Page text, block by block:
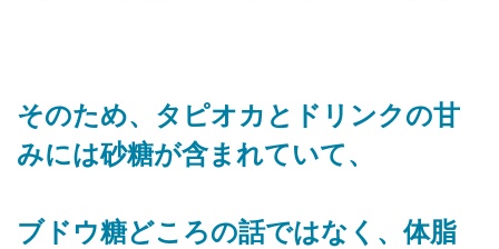
そのため、タピオカとドリンクの甘
みには砂糖が含まれていて、
ブドウ糖どころの話ではなく、体脂